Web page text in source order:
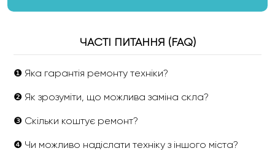
ЧАСТІ ПИТАННЯ (FAQ)
❶ Яка гарантія ремонту техніки?
❷ Як зрозуміти, що можлива заміна скла?
❸ Скільки коштує ремонт?
❹ Чи можливо надіслати техніку з іншого міста?